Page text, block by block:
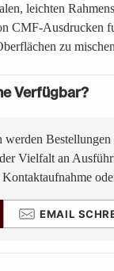
leichten
CMF-Ausdrucken
zu
Verfügbar?
Bestellungen
Vielfalt an
EMAIL